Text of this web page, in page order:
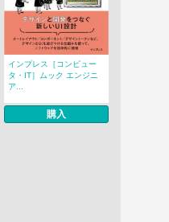
インプレス［コンピュー
タ・IT］ムック エンジニ
ア...
購入